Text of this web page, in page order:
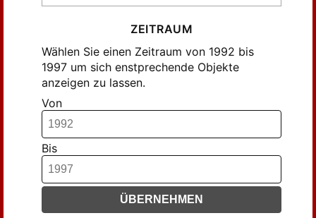
ZEITRAUM
Wählen Sie einen Zeitraum von 1992 bis
1997 um sich enstprechende Objekte
anzeigen zu lassen.
Von
Bis
ÜBERNEHMEN